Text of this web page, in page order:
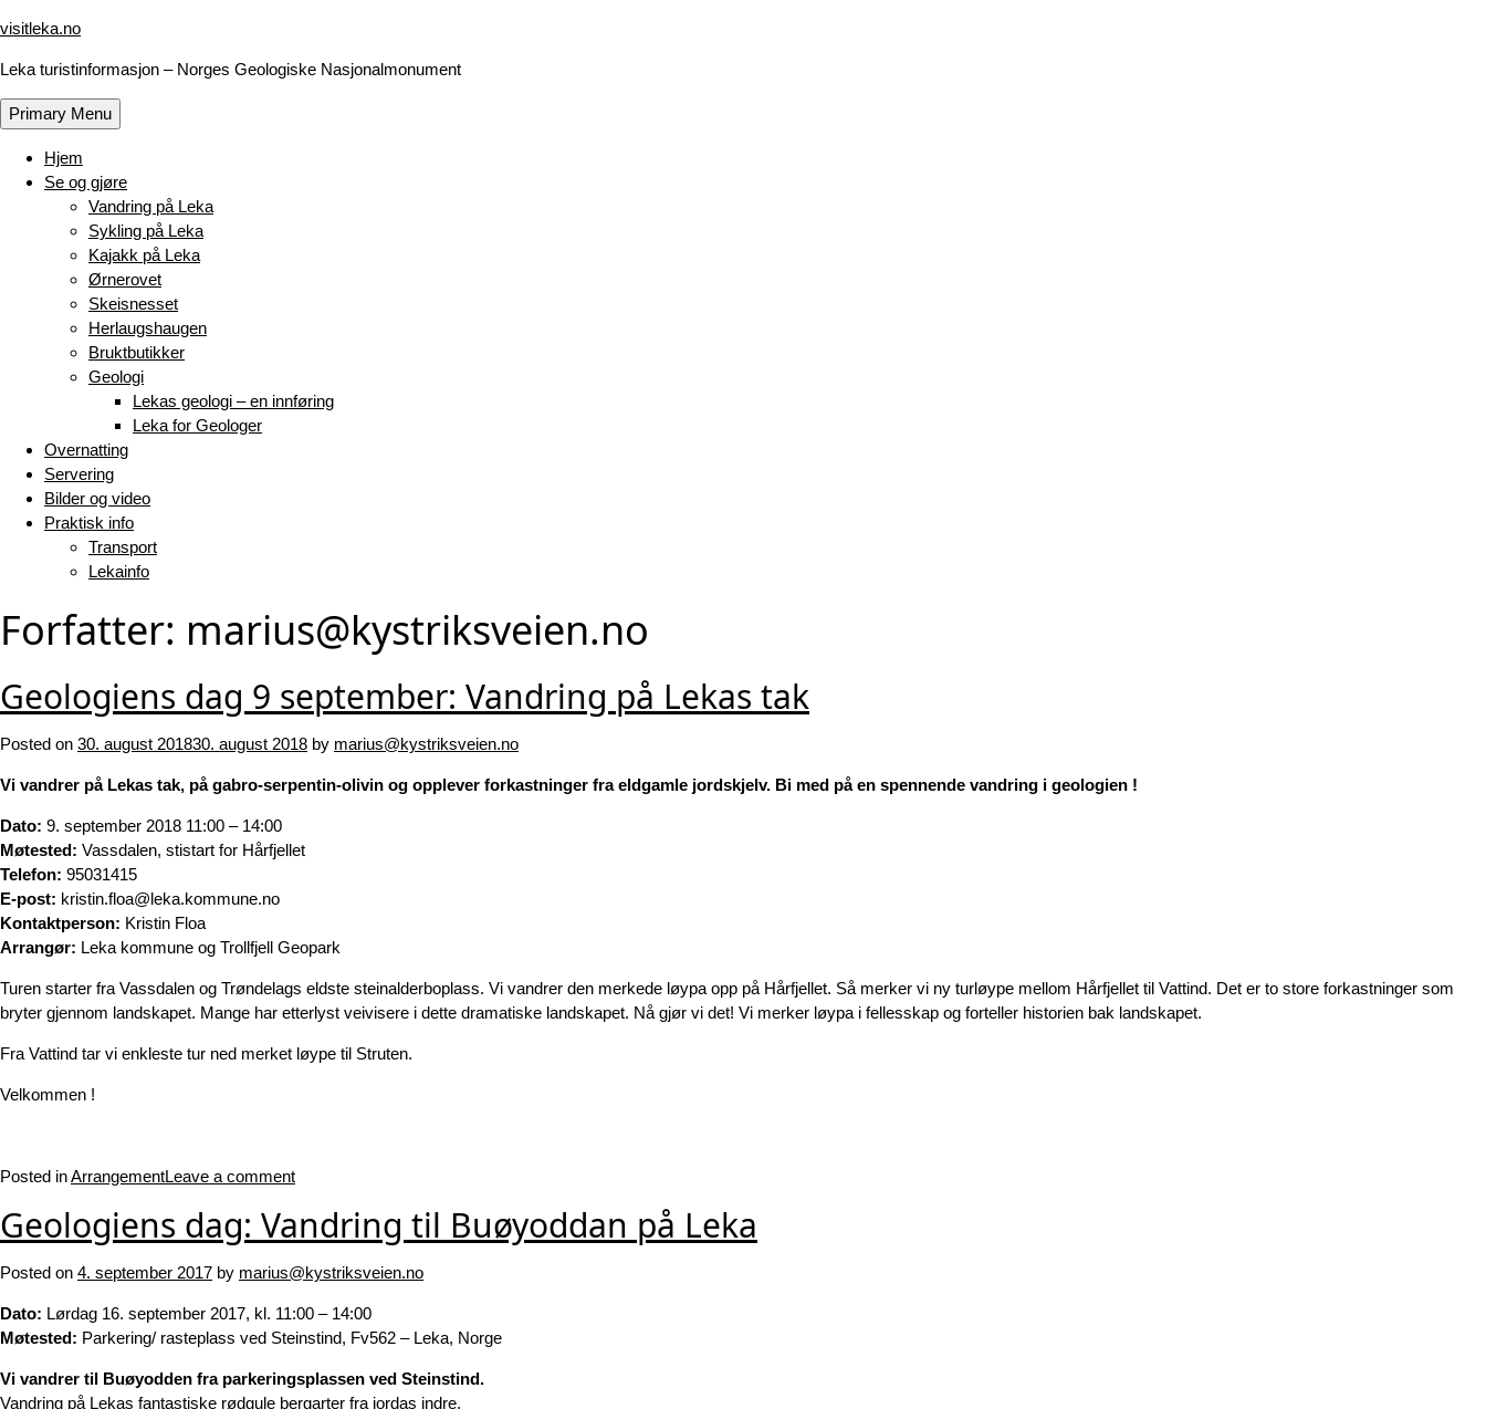
Skip
content
visitleka.no
Leka turistinformasjon – Norges Geologiske Nasjonalmonument
Primary Menu
Hjem
Se og gjøre
Vandring på Leka
Sykling på Leka
Kajakk på Leka
Ørnerovet
Skeisnesset
Herlaugshaugen
Bruktbutikker
Geologi
Lekas geologi – en innføring
Leka for Geologer
Overnatting
Servering
Bilder og video
Praktisk info
Transport
Lekainfo
Forfatter: marius@kystriksveien.no
Geologiens dag 9 september: Vandring på Lekas tak
Posted on 30. august 201830. august 2018 by marius@kystriksveien.no
Vi vandrer på Lekas tak, på gabro-serpentin-olivin og opplever forkastninger fra eldgamle jordskjelv. Bi med på en spennende vandring i geologien !
Dato: 9. september 2018 11:00 – 14:00
Møtested: Vassdalen, stistart for Hårfjellet
Telefon: 95031415
E-post: kristin.floa@leka.kommune.no
Kontaktperson: Kristin Floa
Arrangør: Leka kommune og Trollfjell Geopark
Turen starter fra Vassdalen og Trøndelags eldste steinalderboplass. Vi vandrer den merkede løypa opp på Hårfjellet. Så merker vi ny turløype mellom Hårfjellet til Vattind. Det er to store forkastninger som
bryter gjennom landskapet. Mange har etterlyst veivisere i dette dramatiske landskapet. Nå gjør vi det! Vi merker løypa i fellesskap og forteller historien bak landskapet.
Fra Vattind tar vi enkleste tur ned merket løype til Struten.
Velkommen !
Posted inArrangementLeave a comment
Geologiens dag: Vandring til Buøyoddan på Leka
Posted on 4. september 2017 by marius@kystriksveien.no
Dato: Lørdag 16. september 2017, kl. 11:00 – 14:00
Møtested: Parkering/ rasteplass ved Steinstind, Fv562 – Leka, Norge
Vi vandrer til Buøyodden fra parkeringsplassen ved Steinstind.
Vandring på Lekas fantastiske rødgule bergarter fra jordas indre.